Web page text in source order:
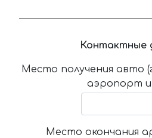
Контактные
Место получения авто
аэропорт и
Место окончания